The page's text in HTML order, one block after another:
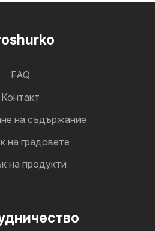
FAQ
Контакт
на съдържание
на градовете
на продукти